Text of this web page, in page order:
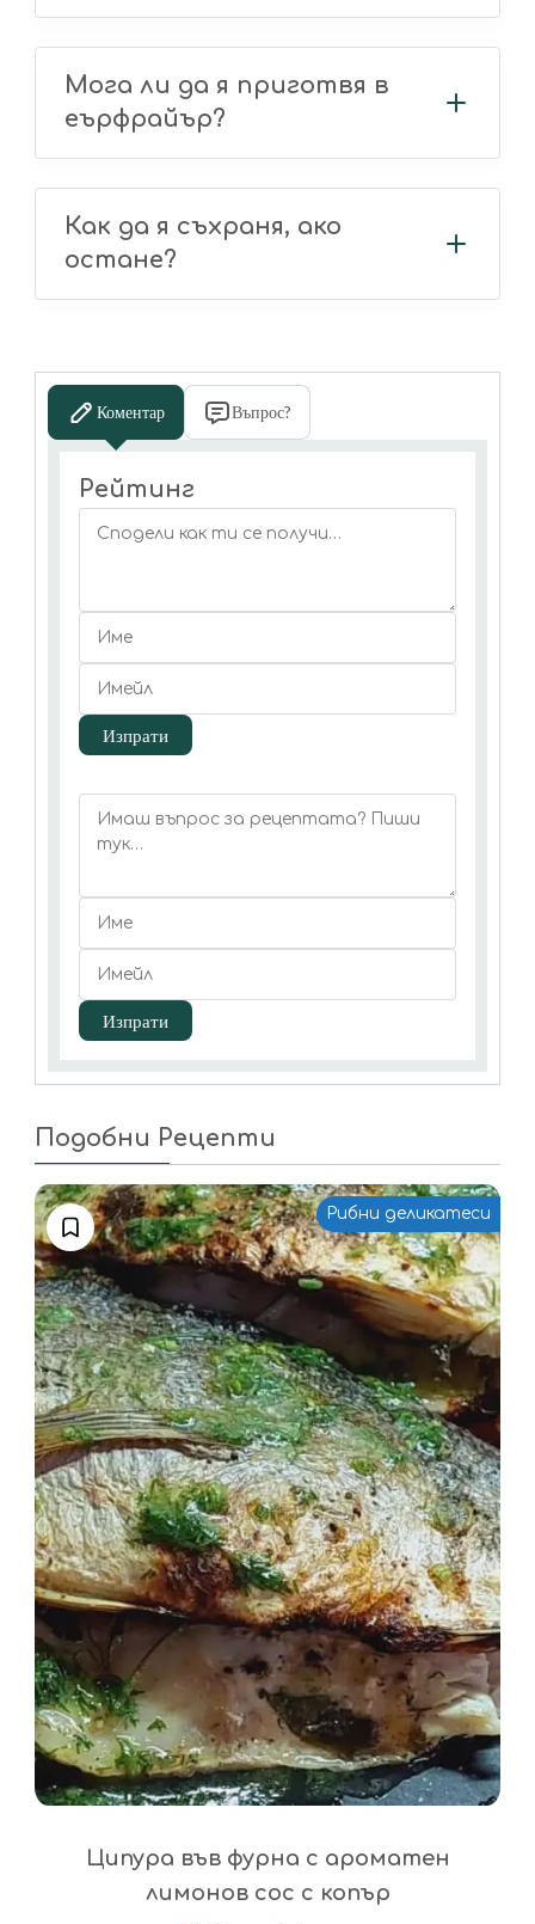
Мога ли да я приготвя в
еърфрайър?
Как да я съхраня, ако
остане?
Коментар Въпрос?
Рейтинг
Подобни Рецепти
Рибни деликатеси
Ципура във фурна с ароматен
лимонов сос с копър